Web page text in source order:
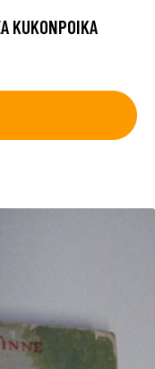
KUKONPOIKA